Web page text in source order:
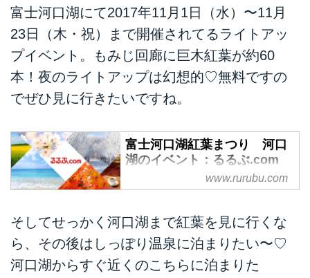
富士河口湖にて2017年11月1日（水）〜11月
23日（木・祝）まで開催されてるライトアッ
プイベント。もみじ回廊に巨木紅葉が約60
本！夜のライトアップは幻想的♡無料ですの
でぜひ見に行きたいですね。
富士河口湖紅葉まつり 河口
湖のイベント：るるぶ.com
富士河口湖紅葉まつりのるるぶイ
される「花見・自然」のイベン
ト、富士河口湖紅葉まつりについ
て紹介。写真、クチコミ情報、チ
ケット情報、周辺情報などでガイ
www.rurubu.com
そしてせっかく河口湖まで紅葉を見に行くな
ら、その後はしっぽり温泉に泊まりたい〜♡
河口湖からすぐ近くのこちらに泊まりた